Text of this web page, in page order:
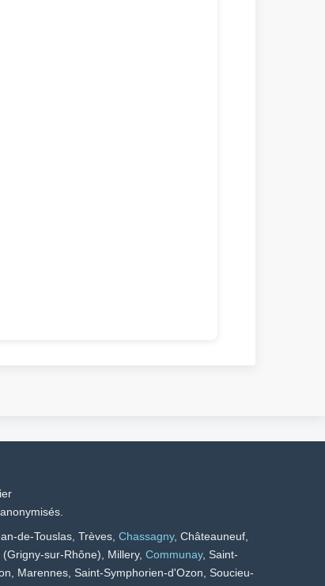
de-Touslas, Trèves, Chassagny, Châteauneuf,
sur-Rhône), Millery, Communay, Saint-
Marennes, Saint-Symphorien-d'Ozon, Soucieu-